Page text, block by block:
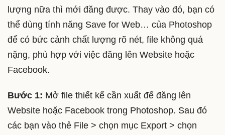
lượng nữa thì mới đăng được. Thay vào đó, bạn có
thể dùng tính năng Save for Web… của Photoshop
để có bức cảnh chất lượng rõ nét, file không quá
nặng, phù hợp với việc đăng lên Website hoặc
Facebook.
Bước 1: Mở file thiết kế cần xuất để đăng lên
Website hoặc Facebook trong Photoshop. Sau đó
các bạn vào thẻ File > chọn mục Export > chọn